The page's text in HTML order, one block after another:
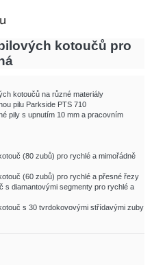
kotoučů pro
kotoučů na různé materiály
pilu Parkside PTS 710
pily s upnutím 10 mm a pracovním
(80 zubů) pro rychlé a mimořádně
(60 zubů) pro rychlé a přesné řezy
s diamantovými segmenty pro rychlé a
s 30 tvrdokovovými střídavými zuby